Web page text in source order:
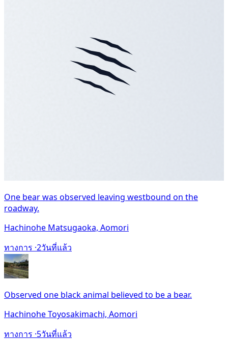
One bear was observed leaving westbound on the
roadway.
Hachinohe Matsugaoka, Aomori
ทางการ ·2วันที่แล้ว
Observed one black animal believed to be a bear.
Hachinohe Toyosakimachi, Aomori
ทางการ ·5วันที่แล้ว